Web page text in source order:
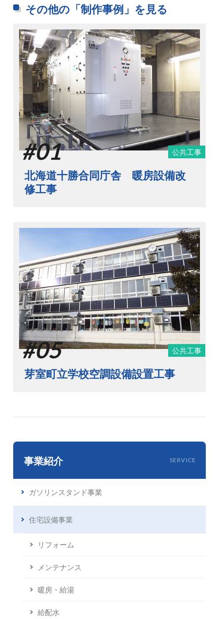
その他の「制作事例」を見る
公共工事
#01
北海道十勝合同庁舎 暖房設備改
修工事
公共工事
#05
芽室町立学校空調設備設置工事
事業紹介 SERVICE
ガソリンスタンド事業
住宅設備事業
リフォーム
メンテナンス
暖房・給湯
給配水